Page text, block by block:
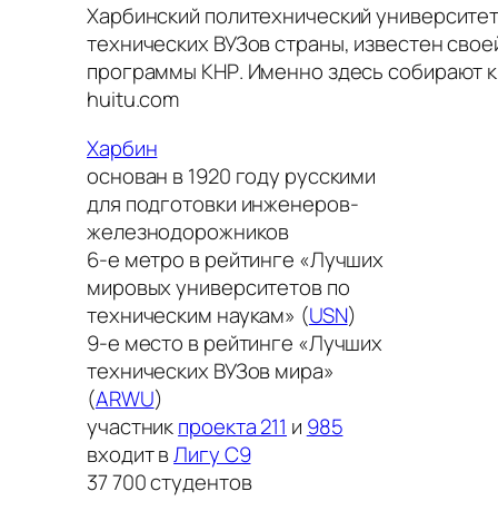
Харбинский политехнический
технических ВУЗов страны, известен
программы КНР. Именно здесь собирают
huitu.com
Харбин
основан в 1920 году русскими
для подготовки инженеров-
железнодорожников
6-е метро в рейтинге «Лучших
мировых университетов по
техническим наукам» (USN)
9-е место в рейтинге «Лучших
технических ВУЗов мира»
(ARWU)
участникпроекта 211 и 985
входит вЛигу С9
37 700 студентов